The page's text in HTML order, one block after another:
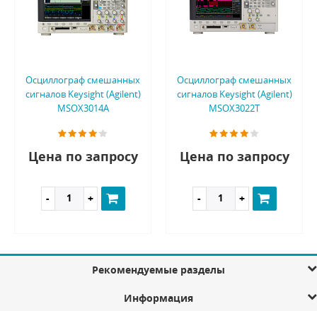
Осциллограф смешанных
сигналов Keysight (Agilent)
MSOX3014A
Цена по запросу
Осциллограф смешанных
сигналов Keysight (Agilent)
MSOX3022T
Цена по запросу
Рекомендуемые разделы
Информация